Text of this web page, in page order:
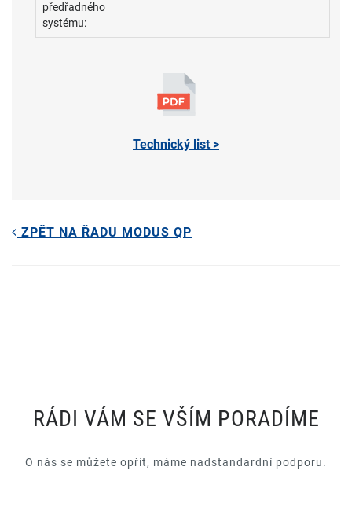
předřadného
systému:
Technický list >
ZPĚT NA ŘADU MODUS QP
RÁDI VÁM SE VŠÍM PORADÍME
O nás se můžete opřít, máme nadstandardní podporu.